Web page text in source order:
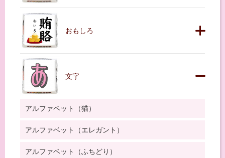
おもしろ
文字
アルファベット（猫）
アルファベット（エレガント）
アルファベット（ふちどり）